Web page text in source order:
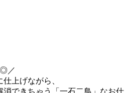
／
上げながら、
できちゃう「一石二鳥」なお仕